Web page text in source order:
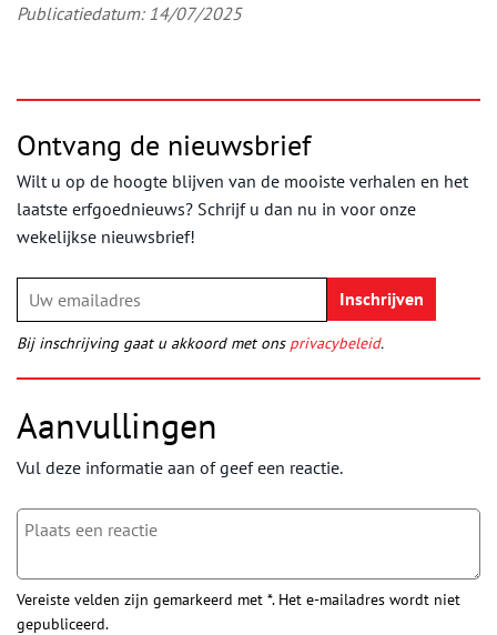
Publicatiedatum: 14/07/2025
Ontvang de nieuwsbrief
Wilt u op de hoogte blijven van de mooiste verhalen en het
laatste erfgoednieuws? Schrijf u dan nu in voor onze
wekelijkse nieuwsbrief!
Bij inschrijving gaat u akkoord met ons privacybeleid.
Aanvullingen
Vul deze informatie aan of geef een reactie.
Vereiste velden zijn gemarkeerd met *. Het e-mailadres wordt niet
gepubliceerd.